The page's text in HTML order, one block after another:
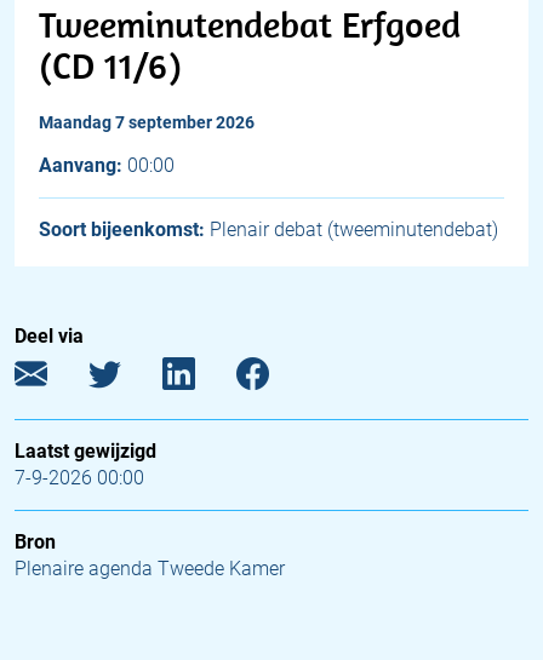
Tweeminutendebat Erfgoed
(CD 11/6)
maandag 7 september 2026
Aanvang: 00:00
Soort bijeenkomst: Plenair debat (tweeminutendebat)
Deel via
Laatst gewijzigd
7-9-2026 00:00
Bron
Plenaire agenda Tweede Kamer